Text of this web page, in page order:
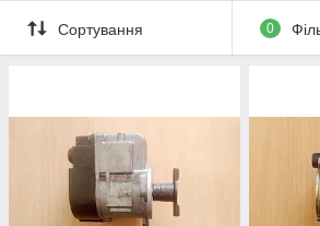
Сортування 0